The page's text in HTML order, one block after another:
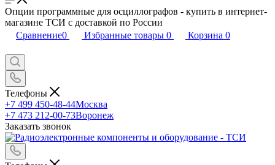
Опции программные для осциллографов - купить в интернет-
магазине ТСИ с доставкой по России
Сравнение0 Избранные товары 0 Корзина 0
Телефоны
+7 499 450-48-44Москва
+7 473 212-00-73Воронеж
Заказать звонок